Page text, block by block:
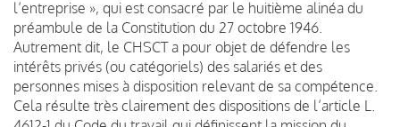
l’entreprise », qui est consacré par le huitième alinéa du
préambule de la Constitution du 27 octobre 1946.
Autrement dit, le CHSCT a pour objet de défendre les
intérêts privés (ou catégoriels) des salariés et des
personnes mises à disposition relevant de sa compétence.
Cela résulte très clairement des dispositions de l’article L.